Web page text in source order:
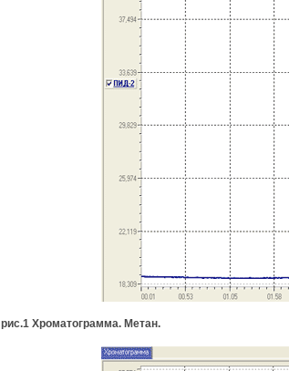
рис.1 Хроматограмма. Метан.